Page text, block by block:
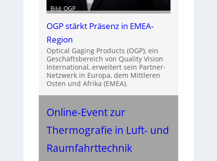
Bild: OGP
OGP stärkt Präsenz in EMEA-
Region
Optical Gaging Products (OGP), ein
Geschäftsbereich von Quality Vision
International, erweitert sein Partner-
Netzwerk in Europa, dem Mittleren
Osten und Afrika (EMEA).
Online-Event zur
Thermografie in Luft- und
Raumfahrttechnik